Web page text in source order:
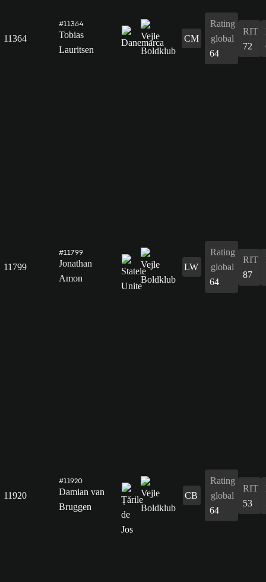
11364
#11364
Tobias
Lauritsen
CM
Rating
global
64
RIT
72
11799
#11799
Jonathan
Amon
LW
Rating
global
64
RIT
87
11920
#11920
Damian van
Bruggen
CB
Rating
global
64
RIT
53